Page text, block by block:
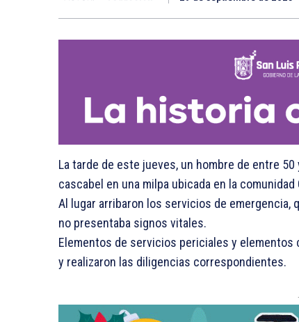
La tarde de este jueves, un hombre de entre
cascabel en una milpa ubicada en la
Al lugar arribaron los servicios de emergencia,
no presentaba signos vitales.
Elementos de servicios periciales y
y realizaron las diligencias correspondientes.